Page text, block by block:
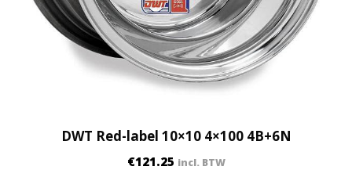
DWT Red-label 10×10 4×100 4B+6N
€121.25 incl. BTW